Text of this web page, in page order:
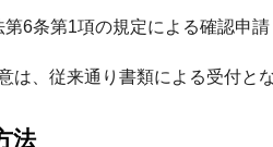
第6条第1項の規定による確認申請
は、従来通り書類による受付と
法